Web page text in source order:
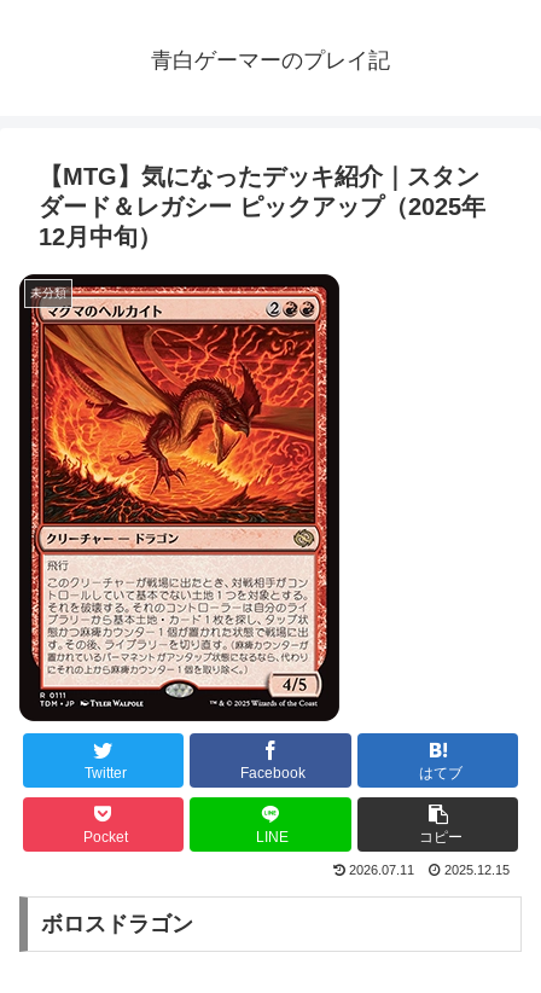
青白ゲーマーのプレイ記
【MTG】気になったデッキ紹介｜スタン
ダード＆レガシー ピックアップ（2025年
12月中旬）
未分類
Twitter Facebook はてブ
Pocket LINE コピー
2026.07.11 2025.12.15
ボロスドラゴン